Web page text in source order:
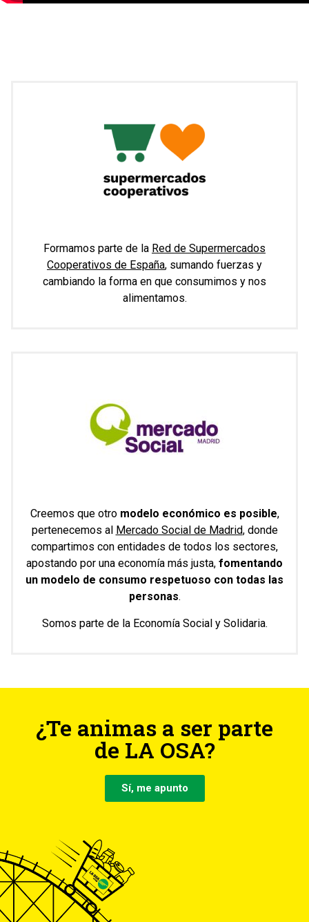
Formamos parte de la Red de Supermercados
Cooperativos de España, sumando fuerzas y
cambiando la forma en que consumimos y nos
alimentamos.
Creemos que otro modelo económico es posible,
pertenecemos al Mercado Social de Madrid, donde
compartimos con entidades de todos los sectores,
apostando por una economía más justa, fomentando
un modelo de consumo respetuoso con todas las
personas.
Somos parte de la Economía Social y Solidaria.
¿Te animas a ser parte
de LA OSA?
Sí, me apunto